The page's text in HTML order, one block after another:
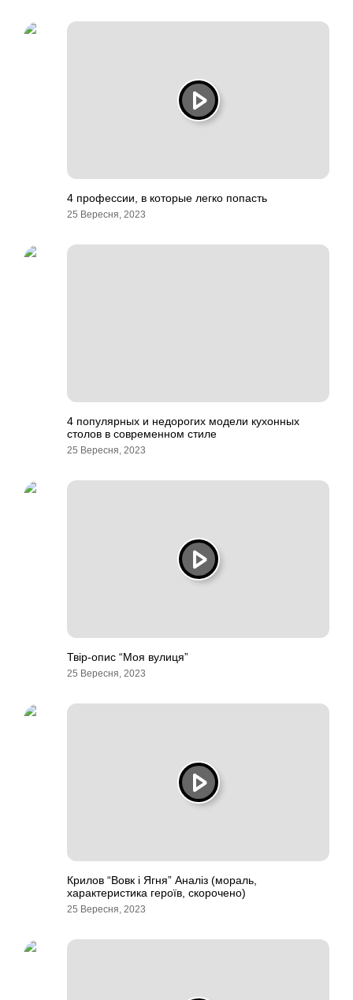
4 профессии, в которые легко попасть
25 Вересня, 2023
4 популярных и недорогих модели кухонных
столов в современном стиле
25 Вересня, 2023
Твір-опис “Моя вулиця”
25 Вересня, 2023
Крилов “Вовк і Ягня” Аналіз (мораль,
характеристика героїв, скорочено)
25 Вересня, 2023